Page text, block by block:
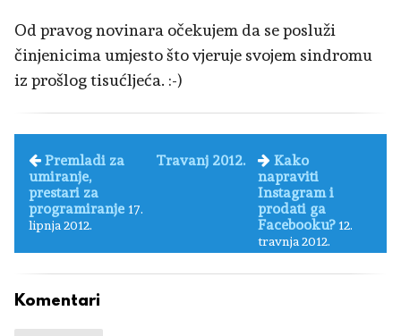
Od pravog novinara očekujem da se posluži
činjenicima umjesto što vjeruje svojem sindromu
iz prošlog tisućljeća. :-)
Premladi za
umiranje,
prestari za
programiranje 17.
lipnja 2012.
Travanj 2012.
Kako
napraviti
Instagram i
prodati ga
Facebooku? 12.
travnja 2012.
Komentari